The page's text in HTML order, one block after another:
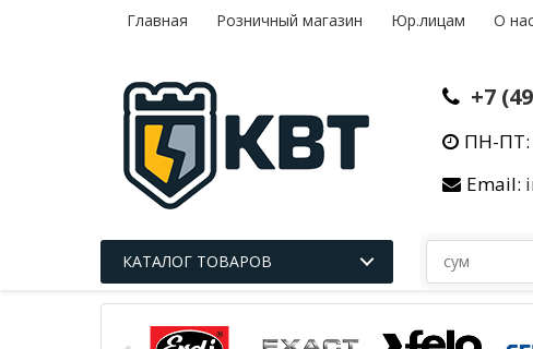
Главная Розничный магазин Юр.лицам О
+7
ПН-ПТ:
Email:
КАТАЛОГ ТОВАРОВ